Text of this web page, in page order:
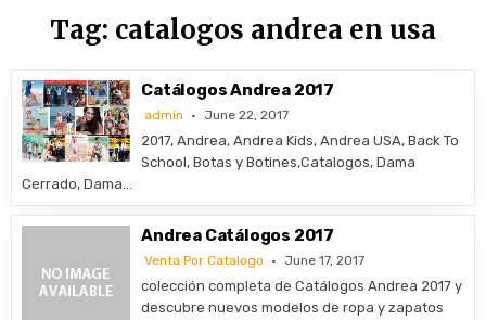
Tag: catalogos andrea en usa
Catálogos Andrea 2017
admin June 22, 2017
2017, Andrea, Andrea Kids, Andrea USA, Back To
School, Botas y Botines,Catalogos, Dama
Cerrado, Dama…
Andrea Catálogos 2017
Venta Por Catalogo June 17, 2017
colección completa de Catálogos Andrea 2017 y
descubre nuevos modelos de ropa y zapatos